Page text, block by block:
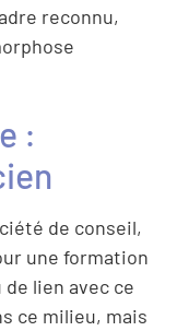
reconnu,
:
de conseil,
une formation
de lien avec ce
ce milieu, mais